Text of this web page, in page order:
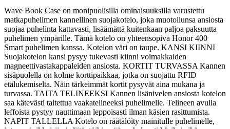
Wave Book Case on monipuolisilla ominaisuuksilla varustettu
matkapuhelimen kannellinen suojakotelo, joka muotoilunsa ansiosta
suojaa puhelinta kattavasti, lisäämättä kuitenkaan paljoa paksuutta
puhelimen ympärille. Tämä kotelo on yhteensopiva Honor 400
Smart puhelimen kanssa. Kotelon väri on taupe. KANSI KIINNI
Suojakotelon kansi pysyy tukevasti kiinni voimakkaiden
magneettivastakappaleiden ansiosta. KORTIT TURVASSA Kannen
sisäpuolella on kolme korttipaikkaa, jotka on suojattu RFID
etälukemiselta. Näin tärkeimmät kortit pysyvät aina mukana ja
turvassa. TAITA TELINEEKSI Kannen lisänivelen ansiosta kotelon
saa kätevästi taitettua vaakatelineeksi puhelimelle. Telineen avulla
leffoista pystyy nauttimaan leppoisasti ilman käsien rasittumista.
NAPIT TALLELLA Kotelo on räätälöity mainitulle puhelimelle,